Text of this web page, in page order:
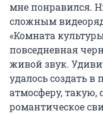
мне понравился.
сложным
«Комната
повседневная
живой звук.
удалось создать
атмосферу,
романтическое